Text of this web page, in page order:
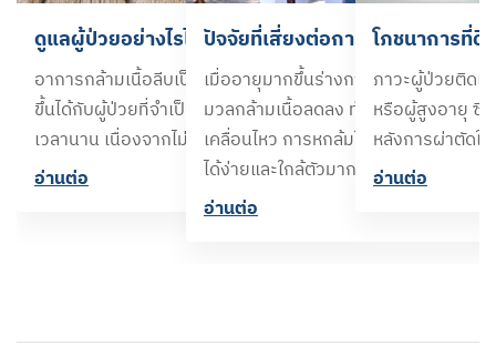
ดูแลผู้ป่วยอย่างไรไม่ให้กล้ามเนื้อลีบ
อาการกล้ามเนื้อลีบเป็นหนึ่งในอาการที่อาจเกิด
ขึ้นได้กับผู้ป่วยที่จำเป็นต้องนอนติดเตียงเป็น
เวลานาน เนื่องจากไม่ได้เคลื่อนไหวร่างกาย
อ่านต่อ​
ปัจจัยที่เสี่ยงต่อการหกล้มในผู้ใหญ่
เมื่ออายุมากขึ้นร่างกายจะเกิดความเสื่
มวลกล้ามเนื้อลดลง ทำให้เสียสมดุลในก
เคลื่อนไหว การหกล้มในผู้สูงอายุเป็นเรื่
ได้ง่ายและใกล้ตัวมาก
อ่านต่อ​
โภชนาการที่
ภาวะผู้ป่วยติดเ
หรือผู้สูงอายุ ซึ่ง
หลังการผ่าตัดใ
อ่านต่อ​